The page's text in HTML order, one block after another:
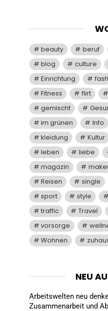
beauty beruf
blog
culture
Einrichtung
Fitness
flirt
gemischt
im grünen
Info
kleidung
Kultur
leben
liebe
magazin
Reisen
single
sport
style
traffic
Travel
vorsorge
Wohnen
NEU
Arbeitswelten neu
Zusammenarbeit und